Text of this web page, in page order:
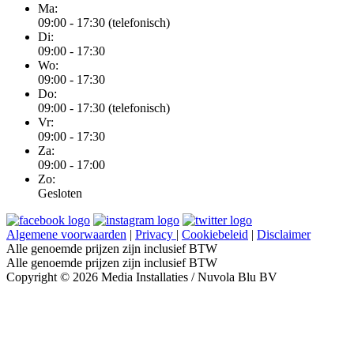
Ma:
09:00 - 17:30 (telefonisch)
Di:
09:00 - 17:30
Wo:
09:00 - 17:30
Do:
09:00 - 17:30 (telefonisch)
Vr:
09:00 - 17:30
Za:
09:00 - 17:00
Zo:
Gesloten
Algemene voorwaarden | Privacy | Cookiebeleid | Disclaimer
Alle genoemde prijzen zijn inclusief BTW
Alle genoemde prijzen zijn inclusief BTW
Copyright © 2026 Media Installaties / Nuvola Blu BV